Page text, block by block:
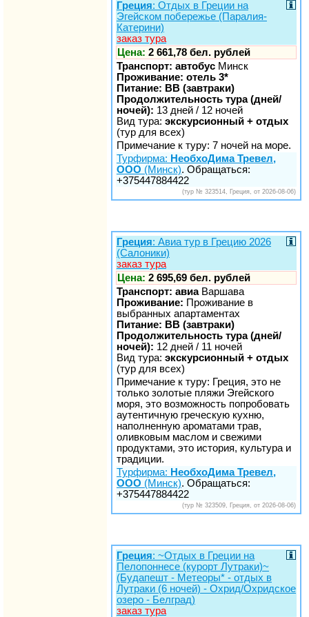
Греция: Отдых в Греции на
Эгейском побережье (Паралия-
Катерини)
заказ тура
Цена: 2 661,78 бел. рублей
Транспорт: автобус Минск
Проживание: отель 3*
Питание: BB (завтраки)
Продолжительность тура (дней/
ночей): 13 дней / 12 ночей
Вид тура: экскурсионный + отдых
(тур для всех)
Примечание к туру: 7 ночей на море.
Турфирма: НеобхоДима Тревел,
ООО (Минск). Обращаться:
+375447884422
(тур № 323514, Греция, от 2026-08-06)
Греция: Авиа тур в Грецию 2026
(Салоники)
заказ тура
Цена: 2 695,69 бел. рублей
Транспорт: авиаВаршава
Проживание: Проживание в
выбранных апартаментах
Питание: BB (завтраки)
Продолжительность тура (дней/
ночей): 12 дней / 11 ночей
Вид тура: экскурсионный + отдых
(тур для всех)
Примечание к туру: Греция, это не
только золотые пляжи Эгейского
моря, это возможность попробовать
аутентичную греческую кухню,
наполненную ароматами трав,
оливковым маслом и свежими
продуктами, это история, культура и
традиции.
Турфирма: НеобхоДима Тревел,
ООО (Минск). Обращаться:
+375447884422
(тур № 323509, Греция, от 2026-08-06)
Греция: ~Отдых в Греции на
Пелопоннесе (курорт Лутраки)~
(Будапешт - Метеоры* - отдых в
Лутраки (6 ночей) - Охрид/Охридское
озеро - Белград)
заказ тура